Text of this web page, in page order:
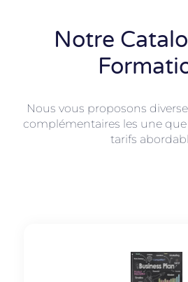
Notre
Nous vous proposons
complémentaires les une que
tarifs